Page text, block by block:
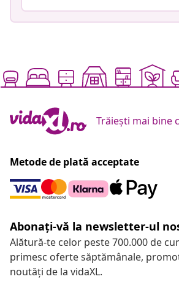
Trăiești mai bine
Metode de plată acceptate
Abonați-vă la newsletter-ul
Alătură-te celor peste 700.000 de
primesc oferte săptămânale,
noutăți de la vidaXL.